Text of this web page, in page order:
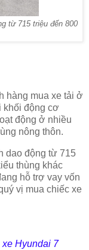
từ 715 triệu đến 800
hàng mua xe tải ở
khối động cơ
động ở nhiều
nông thôn.
dao động từ 715
thùng khác
hỗ trợ vay vốn
vị mua chiếc xe
Hyundai 7